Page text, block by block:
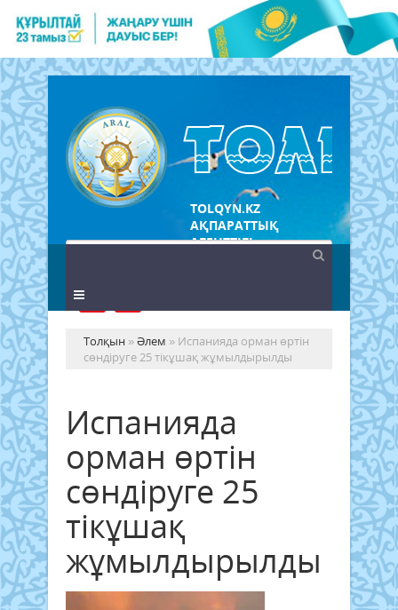
TOLQYN.KZ
АҚПАРАТТЫҚ
АГЕНТТІГІ
Толқын »Әлем » Испанияда орман өртін
сөндіруге 25 тікұшақ жұмылдырылды
Испанияда
орман өртін
сөндіруге 25
тікұшақ
жұмылдырылды